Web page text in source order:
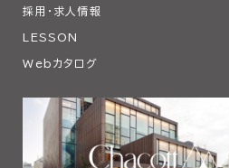
採用・求人情報
LESSON
Webカタログ